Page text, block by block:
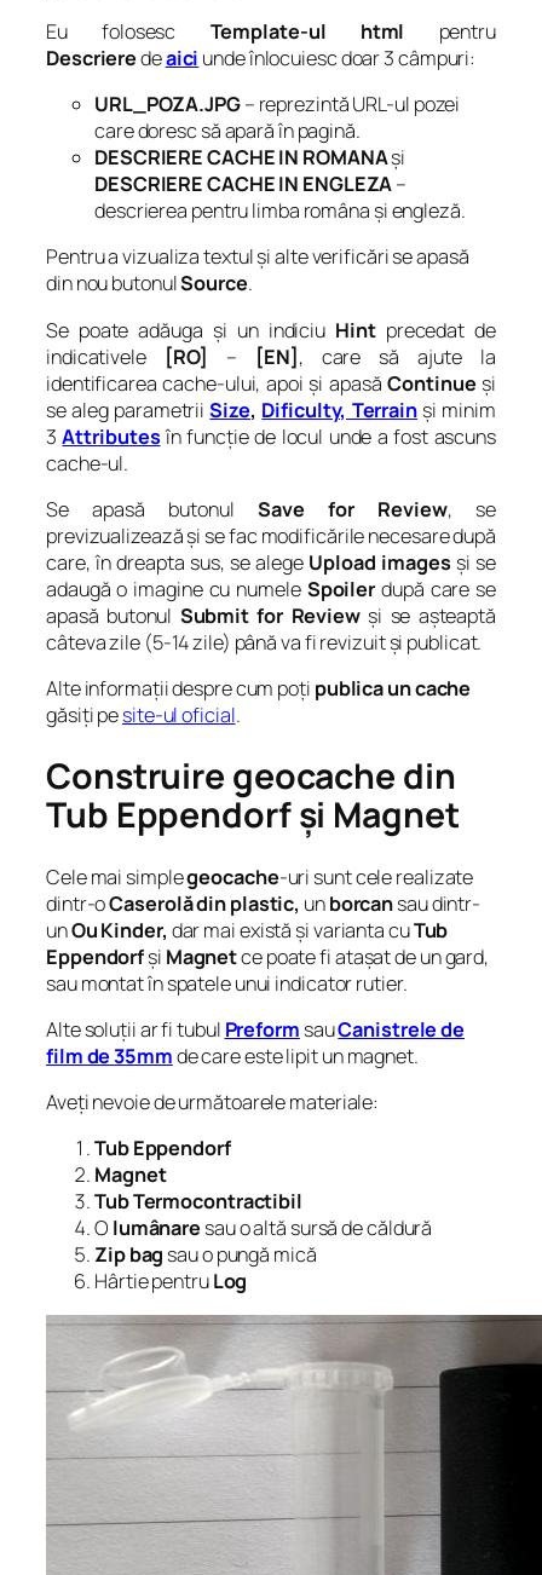
Eu folosesc Template-ul html pentru
Descrieredeaici unde înlocuiesc doar 3 câmpuri:
URL_POZA.JPG– reprezintă URL-ul pozei
care doresc să apară în pagină.
DESCRIERE CACHE IN ROMANAși
DESCRIERE CACHE IN ENGLEZA–
descrierea pentru limba româna și engleză.
Pentru a vizualiza textul și alte verificări se apasă
din nou butonulSource.
Se poate adăuga și un indiciu Hintprecedat de
indicativele
[RO] – [EN] , care să ajute la
identificarea cache-ului, apoi și apasăContinue și
se aleg parametriiSize, Dificulty, Terrainși minim
3 Attributesîn funcție de locul unde a fost ascuns
cache-ul.
Se apasă butonulSave for Review, se
previzualizează și se fac modificările necesare după
care, în dreapta sus, se alege Upload images și se
adaugă o imagine cu numele Spoiler după care se
apasă butonul Submit for Review și se așteaptă
câteva zile (5-14 zile) până va fi revizuit și publicat.
Alte informații despre cum poți publica un cache
găsiți pesite-ul oficial.
Construire geocache din
Tub Eppendorf și Magnet
Cele mai simplegeocache-uri sunt cele realizate
dintr-oCaserolă din plastic, unborcansau dintr-
unOu Kinder, dar mai există și varianta cuTub
Eppendorfși Magnetce poate fi atașat de un gard,
sau montat în spatele unui indicator rutier.
Alte soluții ar fi tubul Preform sauCanistrele de
film de 35mmde care este lipit un magnet.
Aveți nevoie de următoarele materiale:
Tub Eppendorf
Magnet
Tub Termocontractibil
O lumânare sau o altă sursă de căldură
Zip bag sau o pungă mică
Hârtie pentruLog